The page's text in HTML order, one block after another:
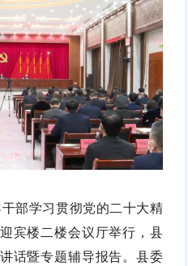
部学习贯彻党的二十大精
宾楼二楼会议厅举行，县
话暨专题辅导报告。县委